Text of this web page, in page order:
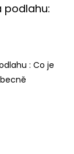
podlahu:
: Co je